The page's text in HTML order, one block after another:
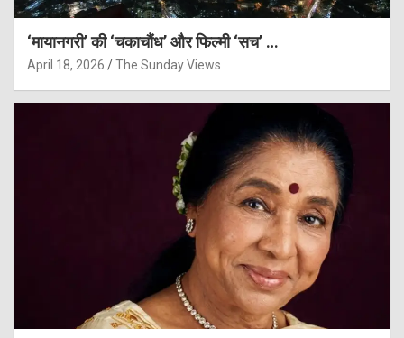
‘मायानगरी’ की ‘चकाचौंध’ और फिल्मी ‘सच’ …
April 18, 2026 The Sunday Views